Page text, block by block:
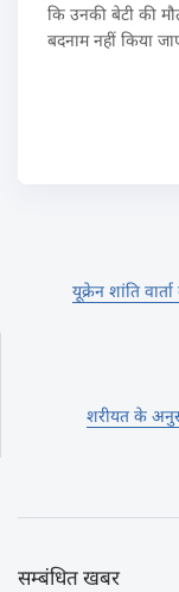
कि उनकी बेटी की
बदनाम नहीं किया
यूक्रेन शांति
शरीयत के
सम्बंधित खबर